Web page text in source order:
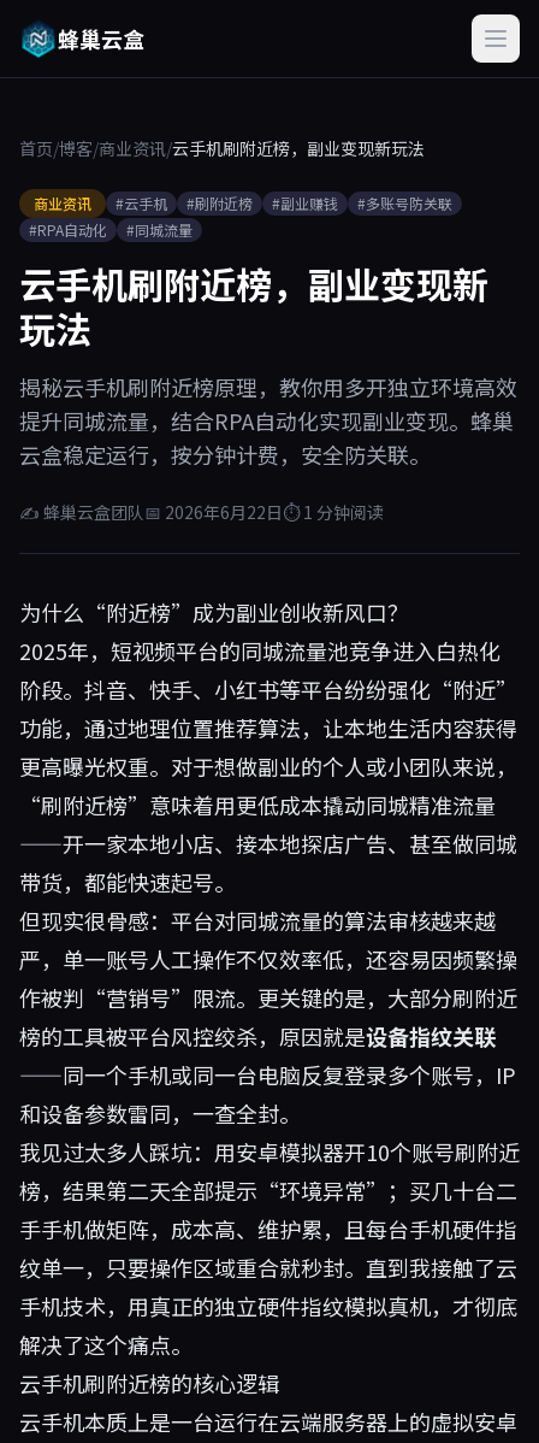
蜂巢云盒
首页/博客/商业资讯/云手机刷附近榜，副业变现新玩法
商业资讯 #云手机 #刷附近榜 #副业赚钱
#多账号防关联
#RPA自动化
#同城流量
云手机刷附近榜，副业变现新
玩法
揭秘云手机刷附近榜原理，教你用多开独立环境高效
提升同城流量，结合RPA自动化实现副业变现。蜂巢
云盒稳定运行，按分钟计费，安全防关联。
✍ 蜂巢云盒团队📅 2026年6月22日⏱ 1 分钟阅读
为什么“附近榜”成为副业创收新风口？
2025年，短视频平台的同城流量池竞争进入白热化
阶段。抖音、快手、小红书等平台纷纷强化“附近”
功能，通过地理位置推荐算法，让本地生活内容获得
更高曝光权重。对于想做副业的个人或小团队来说，
“刷附近榜”意味着用更低成本撬动同城精准流量
——开一家本地小店、接本地探店广告、甚至做同城
带货，都能快速起号。
但现实很骨感：平台对同城流量的算法审核越来越
严，单一账号人工操作不仅效率低，还容易因频繁操
作被判“营销号”限流。更关键的是，大部分刷附近
榜的工具被平台风控绞杀，原因就是设备指纹关联
——同一个手机或同一台电脑反复登录多个账号，IP
和设备参数雷同，一查全封。
我见过太多人踩坑：用安卓模拟器开10个账号刷附近
榜，结果第二天全部提示“环境异常”；买几十台二
手手机做矩阵，成本高、维护累，且每台手机硬件指
纹单一，只要操作区域重合就秒封。直到我接触了云
手机技术，用真正的独立硬件指纹模拟真机，才彻底
解决了这个痛点。
云手机刷附近榜的核心逻辑
云手机本质上是一台运行在云端服务器上的虚拟安卓